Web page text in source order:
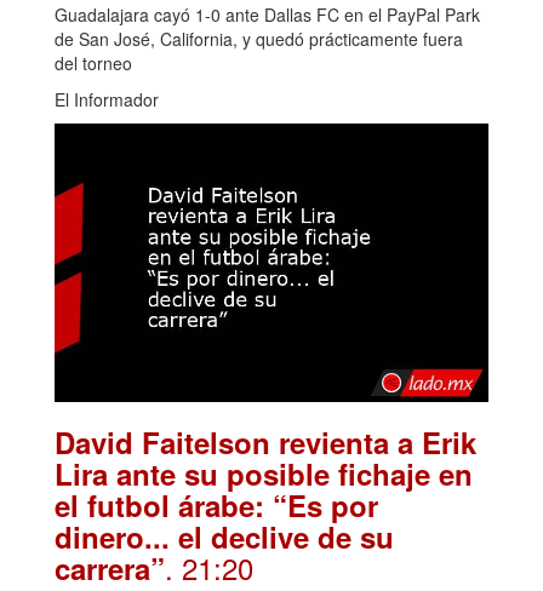
Guadalajara cayó 1-0 ante Dallas FC en el PayPal Park
de San José, California, y quedó prácticamente fuera
del torneo
El Informador
David Faitelson revienta a Erik
Lira ante su posible fichaje en
el futbol árabe: “Es por
dinero... el declive de su
carrera”. 21:20